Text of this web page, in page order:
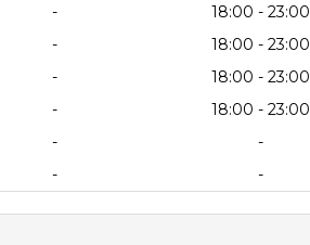
-
18:00 - 23:00
-
18:00 - 23:00
-
18:00 - 23:00
-
18:00 - 23:00
-
-
- -